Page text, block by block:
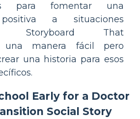
para fomentar una
a situaciones
Storyboard That
una manera fácil pero
una historia para esos